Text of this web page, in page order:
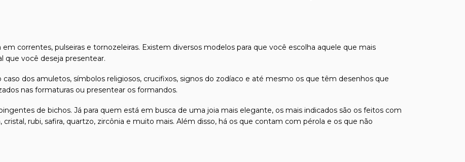
correntes, pulseiras e tornozeleiras. Existem diversos modelos para que você escolha aquele que mais
que você deseja presentear.
dos amuletos, símbolos religiosos, crucifixos, signos do zodíaco e até mesmo os que têm desenhos que
nas formaturas ou presentear os formandos.
de bichos. Já para quem está em busca de uma joia mais elegante, os mais indicados são os feitos com
rubi, safira, quartzo, zircônia e muito mais. Além disso, há os que contam com pérola e os que não